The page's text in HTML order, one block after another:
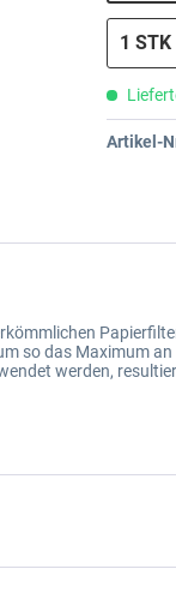
Artikel-
so das Maximum
werden,